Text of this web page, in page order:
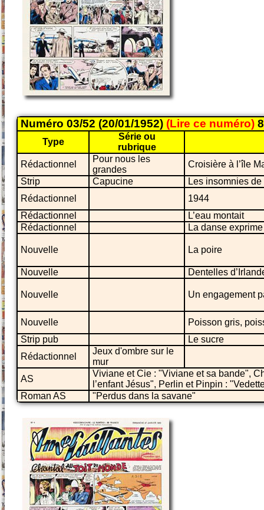
Numéro 03/52 (20/01/1952) (Lire ce numéro)
Type
Série ou
rubrique
Rédactionnel
Pour nous les
grandes
Croisière à l’île
Strip
Capucine
Les insomnies
Rédactionnel
1944
Rédactionnel
L’eau montait
Rédactionnel
La danse
Nouvelle La poire
Nouvelle Dentelles
Nouvelle Un engagement
Nouvelle
Poisson gris,
Strip pub
Le sucre
Rédactionnel
Jeux d'ombre sur le
mur
AS
Viviane et Cie : "Viviane et sa bande",
l’enfant Jésus", Perlin et Pinpin :
Roman AS
"Perdus dans la savane"